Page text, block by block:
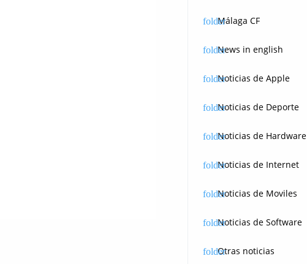
Málaga CF
News in english
Noticias de Apple
Noticias de Deporte
Noticias de Hardware
Noticias de Internet
Noticias de Moviles
Noticias de Software
Otras noticias